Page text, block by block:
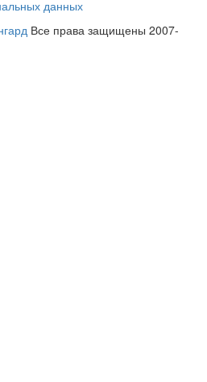
данных
Все права защищены 2007-